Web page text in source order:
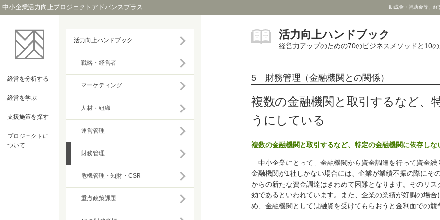
中小企業活力向上プロジェクトアドバンスプラス 助成金・補助金等、
経営を分析する
経営を学ぶ
支援施策を探す
プロジェクト に
ついて
活力向上ハンドブック
戦略・経営者
マーケティング
人材・組織
運営管理
財務管理
危機管理・知財・CSR
重点政策課題
活力向上ハンドブック
経営力アップのための70のビジネスメソッドと10
5 財務管理（金融機関との関係）
複数の金融機関と取引するなど、
うにしている
複数の金融機関と取引するなど、特定の金融機関に依存しな
中小企業にとって、金融機関から資金調達を行って資金
金融機関が1社しかない場合には、企業が業績不振の際にそ
からの新たな資金調達はきわめて困難となります。そのリ
効であるといわれています。また、企業の業績が好調の場
め、金融機関としては融資を受けてもらおうと金利面での